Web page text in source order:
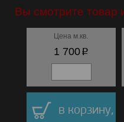
Вы смотрите товар
Цена м.кв.
1 700p
в корзину,